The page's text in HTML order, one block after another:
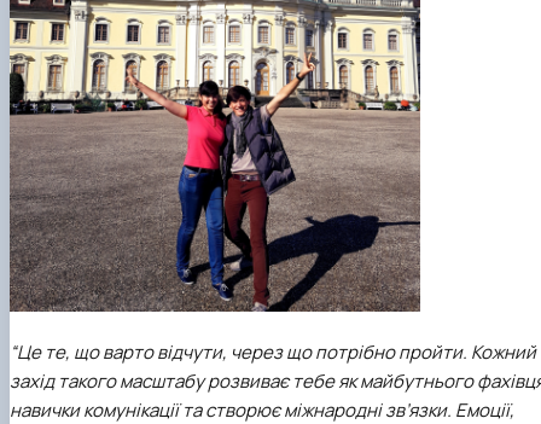
“Це те, що варто відчути, через що потрібно пройти. Кожний
захід такого масштабу розвиває тебе як майбутнього
навички комунікації та створює міжнародні зв’язки. Емоції,